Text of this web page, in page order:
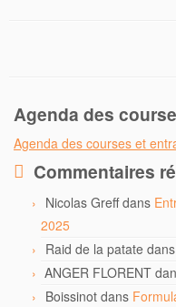
Agenda des
Agenda des courses et
Commentaires
Nicolas Greffdans
2025
Raid de la patate dans
ANGER FLORENT
Boissinot dans